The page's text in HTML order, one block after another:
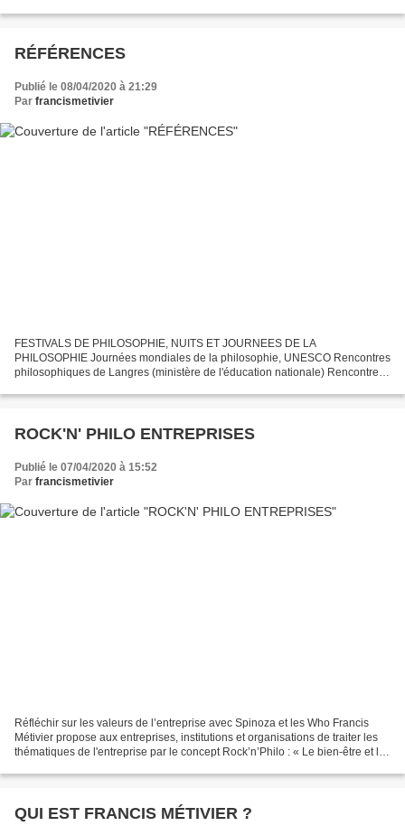
RÉFÉRENCES
Publié le 08/04/2020 à 21:29
Par francismetivier
FESTIVALS DE PHILOSOPHIE, NUITS ET JOURNEES DE LA
PHILOSOPHIE Journées mondiales de la philosophie, UNESCO Rencontres
philosophiques de Langres (ministère de l'éducation nationale) Rencontres
ROCK'N' PHILO ENTREPRISES
Publié le 07/04/2020 à 15:52
Par francismetivier
Réfléchir sur les valeurs de l’entreprise avec Spinoza et les Who Francis
Métivier propose aux entreprises, institutions et organisations de traiter les
thématiques de l'entreprise par le concept Rock’n’Philo : « Le bien-être et le
QUI EST FRANCIS MÉTIVIER ?